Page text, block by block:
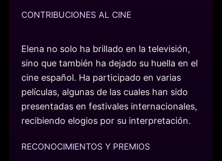
CONTRIBUCIONES AL CINE
Elena no solo ha brillado en la televisión,
sino que también ha dejado su huella en el
cine español. Ha participado en varias
películas, algunas de las cuales han sido
presentadas en festivales internacionales,
recibiendo elogios por su interpretación.
RECONOCIMIENTOS Y PREMIOS